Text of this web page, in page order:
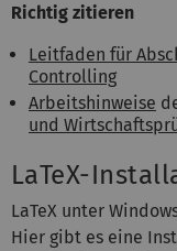
Richtig zitieren
Leitfaden für
Controlling
Arbeitshinweise
und
LaTeX-
LaTeX unter
Hier gibt es eine